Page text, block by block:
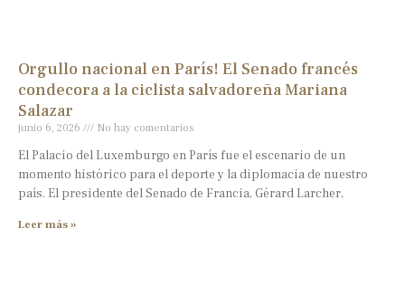
Orgullo nacional en París! El Senado francés
condecora a la ciclista salvadoreña Mariana
Salazar
junio 6, 2026 No hay comentarios
El Palacio del Luxemburgo en París fue el escenario de un
momento histórico para el deporte y la diplomacia de nuestro
país. El presidente del Senado de Francia, Gérard Larcher,
Leer más »